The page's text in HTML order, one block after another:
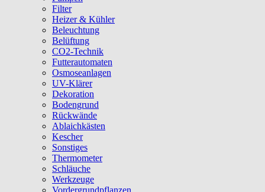
Filter
Heizer & Kühler
Beleuchtung
Belüftung
CO2-Technik
Futterautomaten
Osmoseanlagen
UV-Klärer
Dekoration
Bodengrund
Rückwände
Ablaichkästen
Kescher
Sonstiges
Thermometer
Schläuche
Werkzeuge
Vordergrundpflanzen